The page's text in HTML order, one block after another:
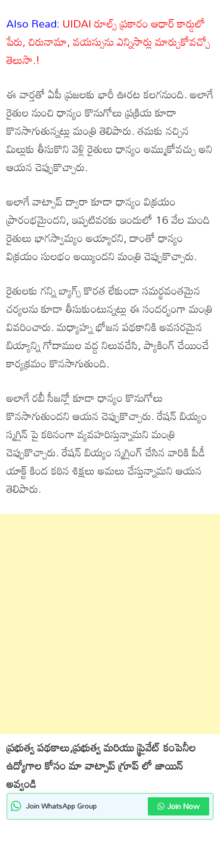
Also Read: UIDAI రూల్స్ ప్రకారం ఆధార్ కార్డులో
పేరు, చిరునామా, వయస్సును ఎన్నిసార్లు మార్చుకోవచ్చో
తెలుసా.!
ఈ వార్తతో ఏపీ ప్రజలకు భారీ ఊరట కలగనుంది. అలాగే
రైతుల నుంచి ధాన్యం కొనుగోలు ప్రక్రియ కూడా
కొనసాగుతున్నట్లు మంత్రి తెలిపారు. తమకు నచ్చిన
మిల్లుకు తీసుకొని వెళ్లి రైతులు ధాన్యం అమ్ముకోవచ్చు అని
ఆయన చెప్పుకొచ్చారు.
అలాగే వాట్సాప్ ద్వారా కూడా ధాన్యం విక్రయం
ప్రారంభమైందని, ఇప్పటివరకు ఇందులో 16 వేల మంది
రైతులు భాగస్వామ్యం అయ్యారని, దాంతో ధాన్యం
విక్రయం సులభం అయ్యిందని మంత్రి చెప్పుకొచ్చారు.
రైతులకు గన్ని బ్యాగ్స్ కొరత లేకుండా సమర్థవంతమైన
చర్యలను కూడా తీసుకుంటున్నట్లు ఈ సందర్భంగా మంత్రి
వివరించారు. మధ్యాహ్న భోజన పథకానికి అవసరమైన
బియ్యాన్ని గోదాముల వద్ద నిలువచేసి, ప్యాకింగ్ చేయించే
కార్యక్రమం కొనసాగుతుంది.
అలాగే రబీ సీజన్లో కూడా ధాన్యం కొనుగోలు
కొనసాగుతుందని ఆయన చెప్పుకొచ్చారు. రేషన్ బియ్యం
స్మగ్లిన్ పై కఠినంగా వ్యవహరిస్తున్నామని మంత్రి
చెప్పుకొచ్చారు. రేషన్ బియ్యం స్మగ్లింగ్ చేసిన వారికి పీడీ
యాక్ట్ కింద కఠిన శిక్షలు అమలు చేస్తున్నామని ఆయన
తెలిపారు.
ప్రభుత్వ పథకాలు,ప్రభుత్వ మరియు ప్రైవేట్ కంపెనీల
ఉద్యోగాల కోసం మా వాట్సాప్ గ్రూప్ లో జాయిన్
అవ్వండి
Join WhatsApp Group Join Now